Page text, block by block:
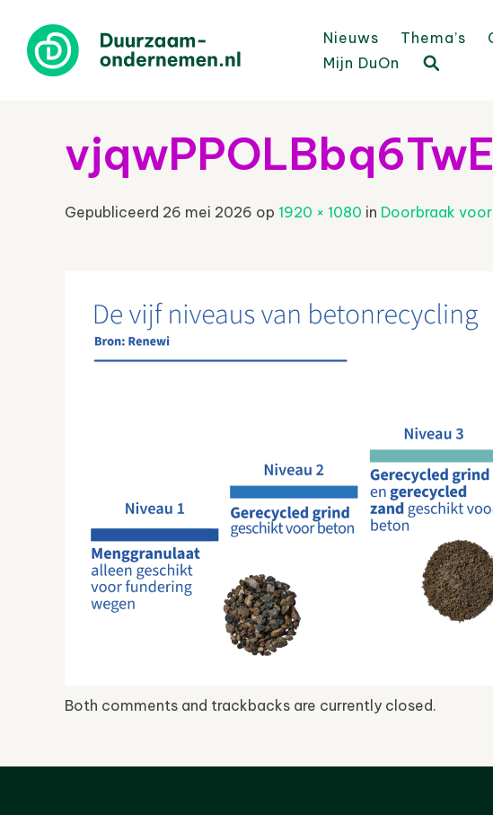
Nieuws Thema’s
Mijn DuOn
Gepubliceerd 26 mei 2026 op 1920 × 1080 in Doorbraak
Both comments and trackbacks are currently closed.